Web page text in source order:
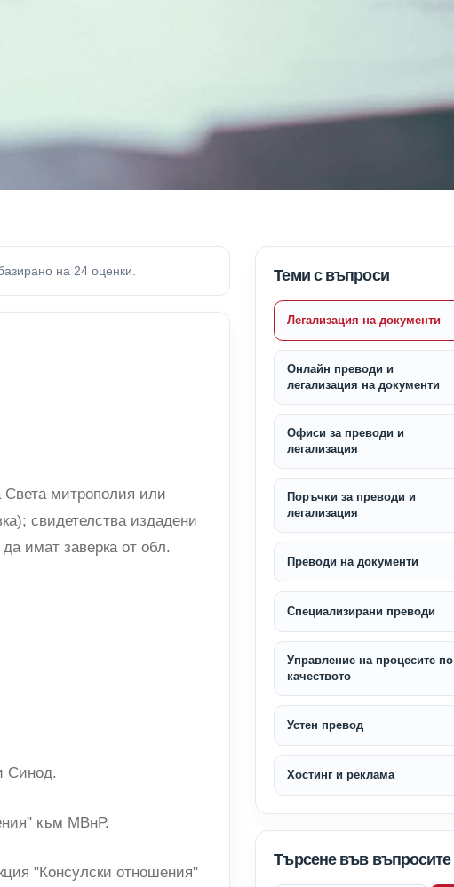
на 24 оценки.
Света митрополия или
свидетелства издадени
имат заверка от обл.
Синод.
към МВнР.
"Консулски отношения"
Теми с въпроси
Легализация на документи
Онлайн преводи и
легализация на документи
Офиси за преводи и
легализация
Поръчки за преводи и
легализация
Преводи на документи
Специализирани преводи
Управление на процесите по
качеството
Устен превод
Хостинг и реклама
Търсене във въпросите